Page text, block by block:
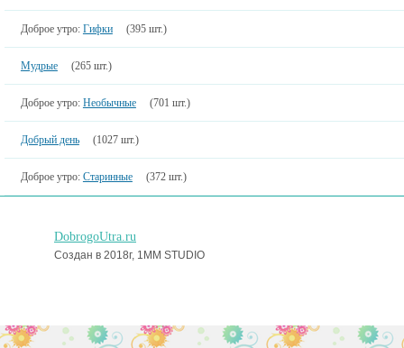
Доброе утро: Гифки (395 шт.)
Мудрые (265 шт.)
Доброе утро: Необычные (701 шт.)
Добрый день (1027 шт.)
Доброе утро: Старинные (372 шт.)
DobrogoUtra.ru
Создан в 2018г, 1MM STUDIO